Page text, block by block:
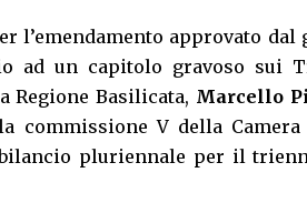
l’emendamento approvato
ad un capitolo gravoso sui
Regione Basilicata, Marcello
commissione V della
pluriennale per il